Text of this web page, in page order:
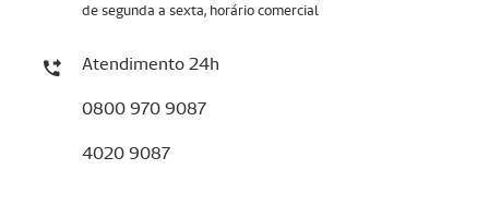
de segunda a sexta, horário comercial
Atendimento 24h
0800 970 9087
4020 9087